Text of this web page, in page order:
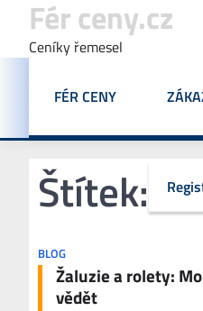
content
Fér ceny.cz
Ceníky řemesel
FÉR CENY
Štítek:
BLOG
Žaluzie a rolety:
vědět